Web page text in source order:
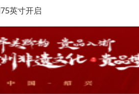
英寸开启